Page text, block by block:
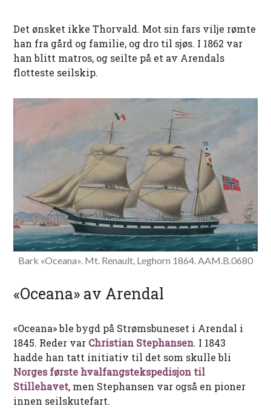
Det ønsket ikke Thorvald. Mot sin fars vilje rømte
han fra gård og familie, og dro til sjøs. I 1862 var
han blitt matros, og seilte på et av Arendals
flotteste seilskip.
Bark «Oceana». Mt. Renault, Leghorn 1864. AAM.B.0680
«Oceana» av Arendal
«Oceana» ble bygd på Strømsbuneset i Arendal i
1845. Reder var Christian Stephansen. I 1843
hadde han tatt initiativ til det som skulle bli
Norges første hvalfangstekspedisjon til
Stillehavet, men Stephansen var også en pioner
innen seilskutefart.